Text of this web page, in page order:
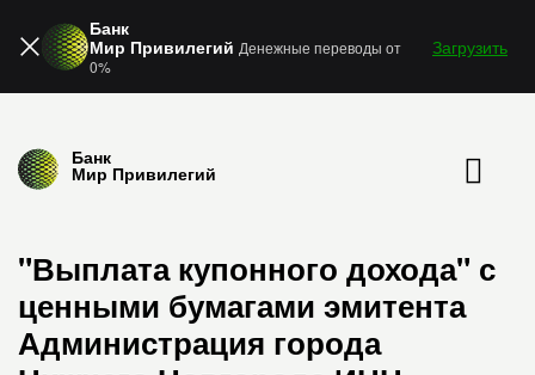
Банк
Мир Привилегий Денежные переводы от
0%
Загрузить
Банк
Мир Привилегий
"Выплата купонного дохода" с
ценными бумагами эмитента
Администрация города